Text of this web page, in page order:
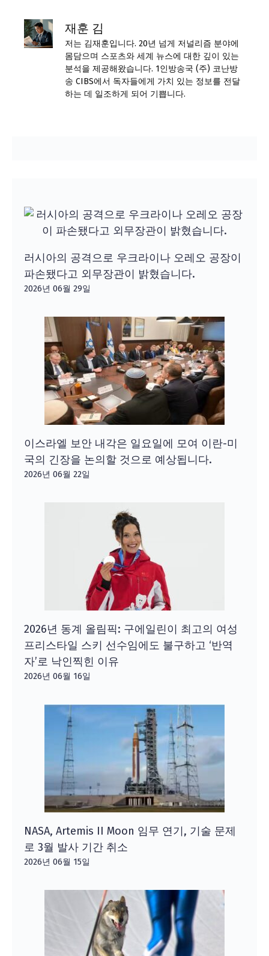
재훈 김
저는 김재훈입니다. 20년 넘게 저널리즘 분야에
몸담으며 스포츠와 세계 뉴스에 대한 깊이 있는
분석을 제공해왔습니다. 1인방송국 (주) 코난방
송 CIBS에서 독자들에게 가치 있는 정보를 전달
하는 데 일조하게 되어 기쁩니다.
러시아의 공격으로 우크라이나 오레오 공장이
파손됐다고 외무장관이 밝혔습니다.
2026년 06월 29일
이스라엘 보안 내각은 일요일에 모여 이란-미
국의 긴장을 논의할 것으로 예상됩니다.
2026년 06월 22일
2026년 동계 올림픽: 구에일린이 최고의 여성
프리스타일 스키 선수임에도 불구하고 ‘반역
자’로 낙인찍힌 이유
2026년 06월 16일
NASA, Artemis II Moon 임무 연기, 기술 문제
로 3월 발사 기간 취소
2026년 06월 15일